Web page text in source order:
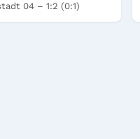
04 – 1:2 (0:1)